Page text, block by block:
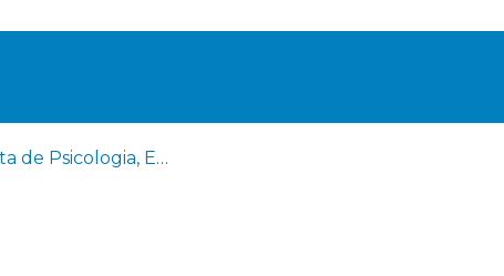
Revista de Psicologia, Educação e Cultura. Dezembro de 2019